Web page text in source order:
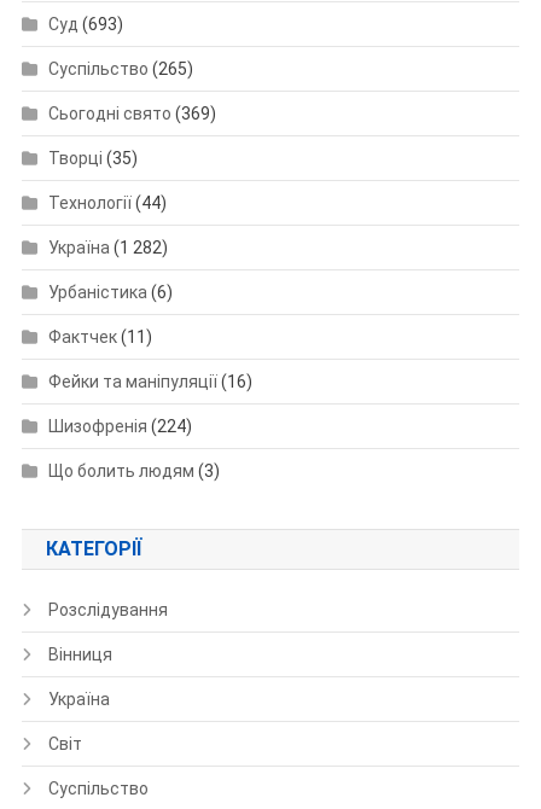
Суд (693)
Суспільство (265)
Сьогодні свято (369)
Творці (35)
Технології(44)
Україна (1 282)
Урбаністика (6)
Фактчек(11)
Фейки та маніпуляції(16)
Шизофренія (224)
Що болить людям (3)
КАТЕГОРІЇ
Розслідування
Вінниця
Україна
Світ
Суспільство